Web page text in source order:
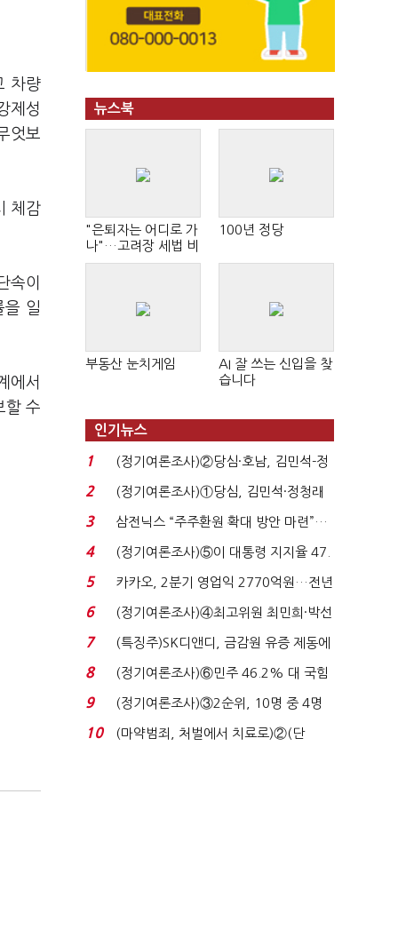
차량
제성
엇보
체감
속이
을 일
에서
할 수
뉴스북
"은퇴자는 어디로 가
나"…고려장 세법 비
판 확산
100년 정당
부동산 눈치게임
AI 잘 쓰는 신입을 찾
습니다
인기뉴스
1
(정기여론조사)②당심·호남, 김민석-정
청래 '초접전'...
2
(정기여론조사)①당심, 김민석·정청래
'초접전'…대통령 ...
3
삼전닉스 “주주환원 확대 방안 마련”…
로이터에 성명...
4
(정기여론조사)⑤이 대통령 지지율 47.
7%…일주일 만에 ...
5
카카오, 2분기 영업익 2770억원…전년
비 36% 증가...
6
(정기여론조사)④최고위원 최민희·박선
원 '양강'…서미...
7
(특징주)SK디앤디, 금감원 유증 제동에
장 초반 상한가...
8
(정기여론조사)⑥민주 46.2% 대 국힘
31.0%…오차범위 밖 ...
9
(정기여론조사)③2순위, 10명 중 4명
'송영길'…정청래 '한 ...
10
(마약범죄, 처벌에서 치료로)②(단